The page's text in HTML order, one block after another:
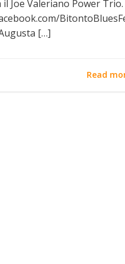
il Joe Valeriano Power Trio.
[…]
Read